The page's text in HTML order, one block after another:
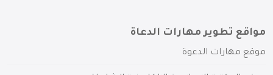
مواقع تطوير مهارات الدعاة
موقع مهارات الدعوة